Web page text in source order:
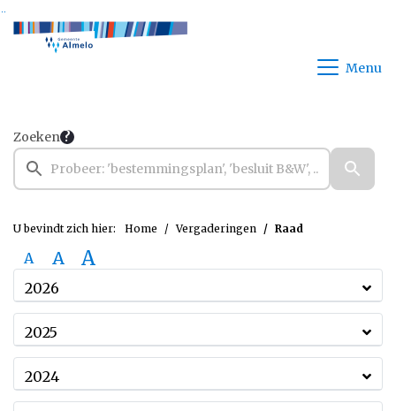
Ga naar de inhoud van deze pagina
Ga naar het zoeken
Ga naar het menu
Menu
Zoeken
U bevindt zich hier: Home Vergaderingen Raad
A A A
2026
2025
2024